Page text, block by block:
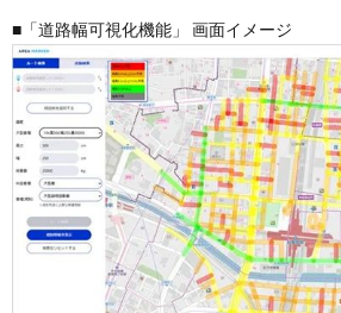
■「道路幅可視化機能」 画面イメージ